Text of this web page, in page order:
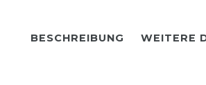
BESCHREIBUNG WEITERE